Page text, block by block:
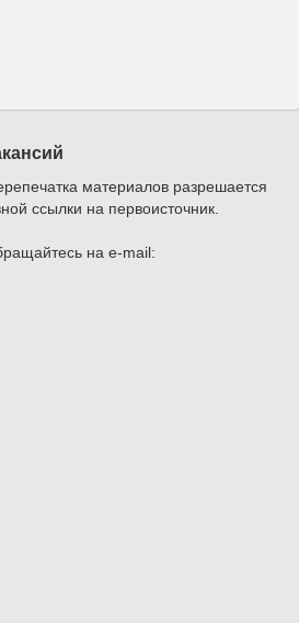
материалов разрешается
ссылки на первоисточник.
на e-mail: